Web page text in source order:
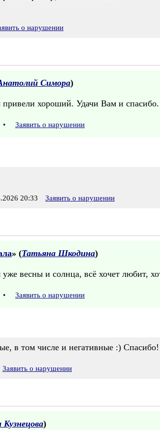
о нарушении
Симора)
хороший. Удачи Вам и спасибо.
• Заявить о нарушении
20:33 Заявить о нарушении
» (Татьяна Шкодина)
весны и солнца, всё хочет любит,
• Заявить о нарушении
в том числе и негативные :) Спасибо!
Заявить о нарушении
Кузнецова)